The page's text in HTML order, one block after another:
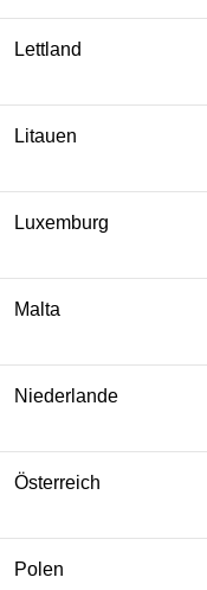
Lettland
Litauen
Luxemburg
Malta
Niederlande
Österreich
Polen